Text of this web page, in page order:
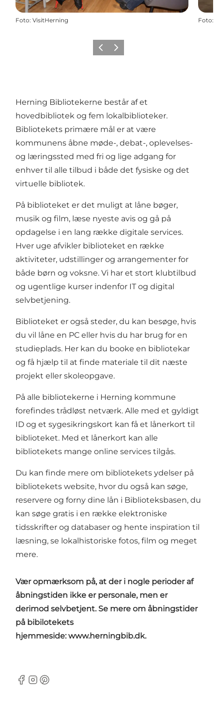
Foto: VisitHerning Foto:
Forrige billede
Næste billede
Herning Bibliotekerne består af et
hovedbibliotek og fem lokalbiblioteker.
Bibliotekets primære mål er at være
kommunens åbne møde-, debat-, oplevelses-
og læringssted med fri og lige adgang for
enhver til alle tilbud i både det fysiske og det
virtuelle bibliotek.
På biblioteket er det muligt at låne bøger,
musik og film, læse nyeste avis og gå på
opdagelse i en lang række digitale services.
Hver uge afvikler biblioteket en række
aktiviteter, udstillinger og arrangementer for
både børn og voksne. Vi har et stort klubtilbud
og ugentlige kurser indenfor IT og digital
selvbetjening.
Biblioteket er også steder, du kan besøge, hvis
du vil låne en PC eller hvis du har brug for en
studieplads. Her kan du booke en bibliotekar
og få hjælp til at finde materiale til dit næste
projekt eller skoleopgave.
På alle bibliotekerne i Herning kommune
forefindes trådløst netværk. Alle med et gyldigt
ID og et sygesikringskort kan få et lånerkort til
biblioteket. Med et lånerkort kan alle
bibliotekets mange online services tilgås.
Du kan finde mere om bibliotekets ydelser på
bibliotekets website, hvor du også kan søge,
reservere og forny dine lån i Biblioteksbasen, du
kan søge gratis i en række elektroniske
tidsskrifter og databaser og hente inspiration til
læsning, se lokalhistoriske fotos, film og meget
mere.
Vær opmærksom på, at der i nogle perioder af
åbningstiden ikke er personale, men er
derimod selvbetjent. Se mere om åbningstider
på bibilotekets
hjemmeside: www.herningbib.dk.
Facebook
Instagram
Pinterest